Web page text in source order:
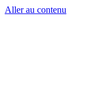
Aller au contenu